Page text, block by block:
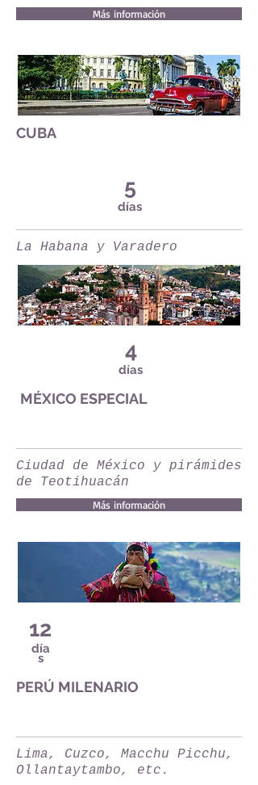
Más información
CUBA
5
días
La Habana y Varadero
4
días
MÉXICO ESPECIAL
Ciudad de México y pirámides
de Teotihuacán
Más información
12
día
s
PERÚ MILENARIO
Lima, Cuzco, Macchu Picchu,
Ollantaytambo, etc.